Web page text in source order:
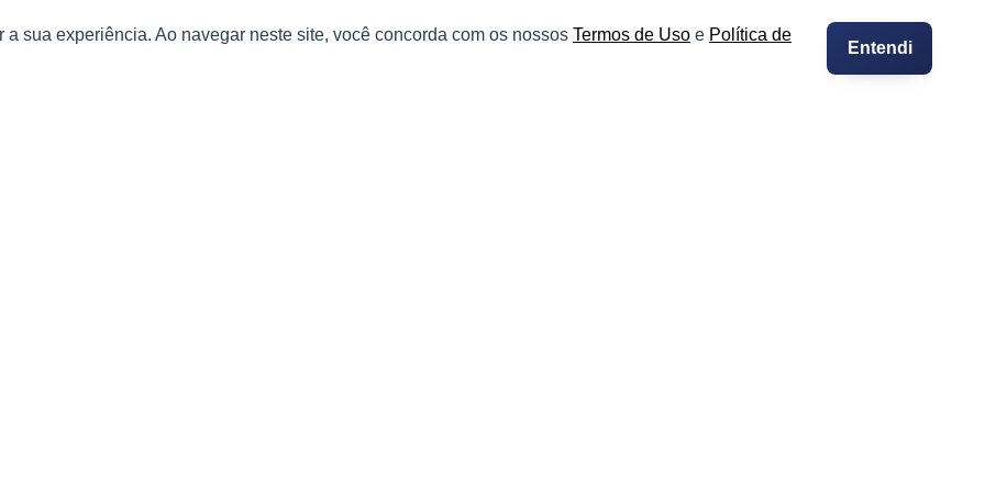
sua experiência. Ao navegar neste site, você concorda com os nossos Termos de Uso e Política de
Entendi